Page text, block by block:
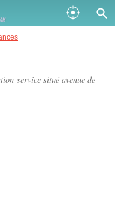
service situé avenue de